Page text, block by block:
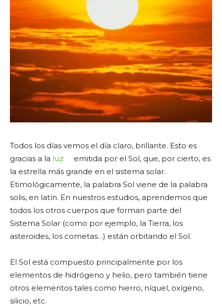
Todos los días vemos el día claro, brillante. Esto es
gracias a la luz
emitida por el Sol, que, por cierto, es
la estrella más grande en el sistema solar.
Etimológicamente, la palabra Sol viene de la palabra
solis, en latín. En nuestros estudios, aprendemos que
todos los otros cuerpos que forman parte del
Sistema Solar (como por ejemplo, la Tierra, los
asteroides, los cometas…) están orbitando el Sol.
El Sol está compuesto principalmente por los
elementos de hidrógeno y helio, pero también tiene
otros elementos tales como hierro, níquel, oxígeno,
silicio, etc.